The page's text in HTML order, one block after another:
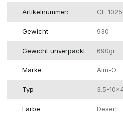
Artikelnummer: CL-
Gewicht 930
Gewicht unverpackt 690gr
Marke Aim-O
Typ 3.5-
Farbe Desert